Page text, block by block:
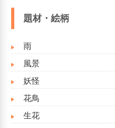
題材・絵柄
雨
風景
妖怪
花鳥
生花